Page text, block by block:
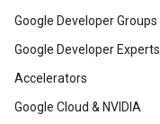
Google Developer Groups
Google Developer Experts
Accelerators
Google Cloud & NVIDIA